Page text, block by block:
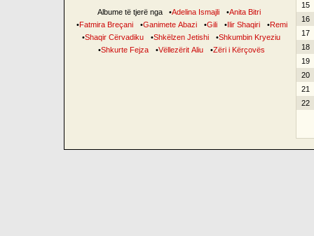
Albume të tjerë nga •Adelina Ismajli •Anita Bitri
•Fatmira Breçani •Ganimete Abazi •Gili •Ilir Shaqiri •Remi
•Shaqir Cërvadiku •Shkëlzen Jetishi •Shkumbin Kryeziu
•Shkurte Fejza •Vëllezërit Aliu •Zëri i Kërçovës
15
16
17
18
19
20
21
22